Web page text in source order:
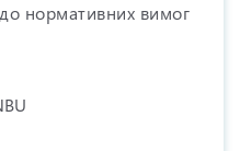
до нормативних вимог